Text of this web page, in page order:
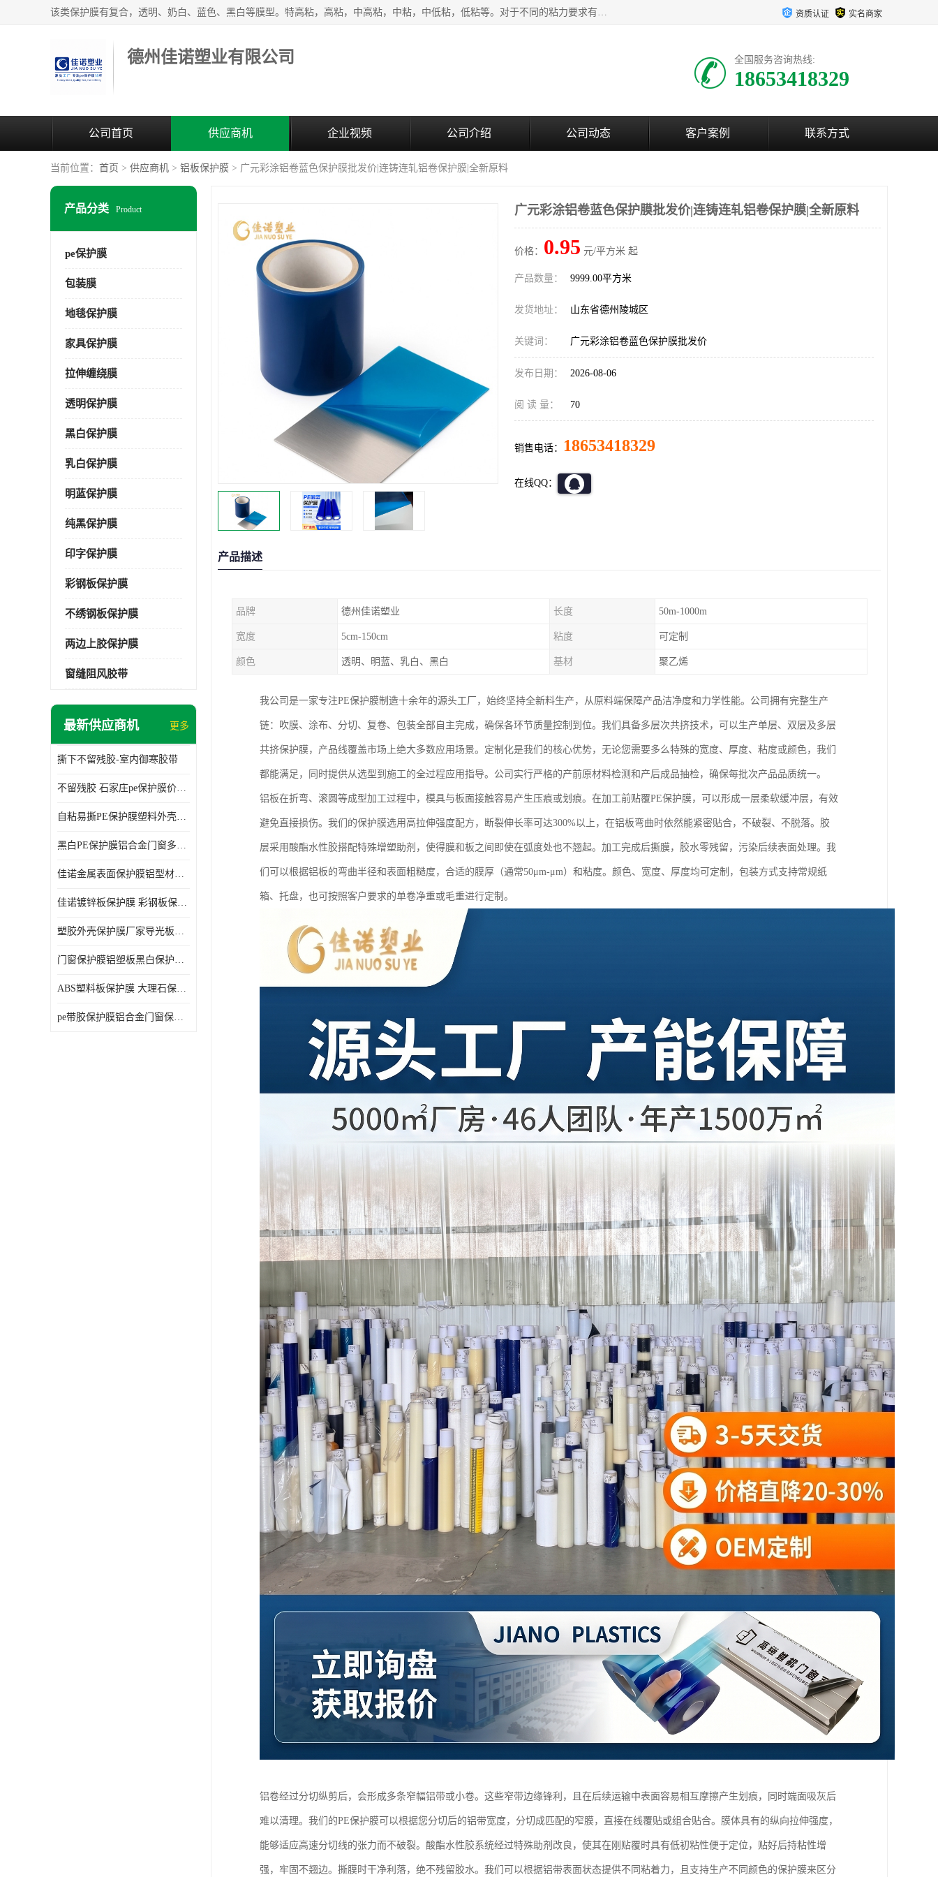
该类保护膜有复合，透明、奶白、蓝色、黑白等膜型。特高粘，高粘，中高粘，中粘，中低粘，低粘等。对于不同的粘力要求有相应的产品相适配。无胶渍残留污染。在较宽的收卷幅度下平整无皱纹，收卷长度大，利于机械化及自动化施工粘贴。为您的产品提供的表面保护解决方案。 产品广泛适用于：铝材、不锈钢、金属、塑料、电子、家电、家具、玻璃、化工材料、装饰材料等。 资质认证 实名商家
德州佳诺塑业有限公司 全国服务咨询热线:
18653418329
公司首页 供应商机 企业视频 公司介绍 公司动态 客户案例 联系方式
当前位置： 首页 > 供应商机 > 铝板保护膜 > 广元彩涂铝卷蓝色保护膜批发价|连铸连轧铝卷保护膜|全新原料
产品分类 Product
pe保护膜
包装膜
地毯保护膜
家具保护膜
拉伸缠绕膜
透明保护膜
黑白保护膜
乳白保护膜
明蓝保护膜
纯黑保护膜
印字保护膜
彩钢板保护膜
不绣钢板保护膜
两边上胶保护膜
窗缝阻风胶带
最新供应商机 更多
撕下不留残胶-室内御寒胶带
不留残胶 石家庄pe保护膜价格 塑料薄膜
自粘易撕PE保护膜塑料外壳导光板亚克力板膜操作方便
黑白PE保护膜铝合金门窗多种颜色支持定制生产
佳诺金属表面保护膜铝型材保护膜不留残胶铝合金窗框保护胶带
佳诺镀锌板保护膜 彩钢板保护pe保护膜
塑胶外壳保护膜厂家导光板保护膜 铝单板保护膜胶带易撕不留胶
门窗保护膜铝塑板黑白保护膜外墙保温板保护膜
ABS塑料板保护膜 大理石保护膜 缠鱼竿保护膜
pe带胶保护膜铝合金门窗保护不锈钢板保护膜大理石建筑材料保护
广元彩涂铝卷蓝色保护膜批发价|连铸连轧铝卷保护膜|全新原料
价格： 0.95 元/平方米 起
产品数量： 9999.00平方米
发货地址： 山东省德州陵城区
关键词： 广元彩涂铝卷蓝色保护膜批发价
发布日期： 2026-08-06
阅 读 量： 70
销售电话： 18653418329
在线QQ：
产品描述
品牌 德州佳诺塑业 长度 50m-1000m
宽度 5cm-150cm 粘度 可定制
颜色 透明、明蓝、乳白、黑白 基材 聚乙烯
我公司是一家专注PE保护膜制造十余年的源头工厂，始终坚持全新料生产，从原料端保障产品洁净度和力学性能。公司拥有完整生产
链：吹膜、涂布、分切、复卷、包装全部自主完成，确保各环节质量控制到位。我们具备多层次共挤技术，可以生产单层、双层及多层
共挤保护膜，产品线覆盖市场上绝大多数应用场景。定制化是我们的核心优势，无论您需要多么特殊的宽度、厚度、粘度或颜色，我们
都能满足，同时提供从选型到施工的全过程应用指导。公司实行严格的产前原材料检测和产后成品抽检，确保每批次产品品质统一。
铝板在折弯、滚圆等成型加工过程中，模具与板面接触容易产生压痕或划痕。在加工前贴覆PE保护膜，可以形成一层柔软缓冲层，有效
避免直接损伤。我们的保护膜选用高拉伸强度配方，断裂伸长率可达300%以上，在铝板弯曲时依然能紧密贴合，不破裂、不脱落。胶
层采用酸酯水性胶搭配特殊增塑助剂，使得膜和板之间即使在弧度处也不翘起。加工完成后撕膜，胶水零残留，污染后续表面处理。我
们可以根据铝板的弯曲半径和表面粗糙度，合适的膜厚（通常50μm-μm）和粘度。颜色、宽度、厚度均可定制，包装方式支持常规纸
箱、托盘，也可按照客户要求的单卷净重或毛重进行定制。
铝卷经过分切纵剪后，会形成多条窄幅铝带或小卷。这些窄带边缘锋利，且在后续运输中表面容易相互摩擦产生划痕，同时端面吸灰后
难以清理。我们的PE保护膜可以根据您分切后的铝带宽度，分切成匹配的窄膜，直接在线覆贴或组合贴合。膜体具有的纵向拉伸强度，
能够适应高速分切线的张力而不破裂。酸酯水性胶系统经过特殊助剂改良，使其在刚贴覆时具有低初粘性便于定位，贴好后持粘性增
强，牢固不翘边。撕膜时干净利落，绝不残留胶水。我们可以根据铝带表面状态提供不同粘着力，且支持生产不同颜色的保护膜来区分